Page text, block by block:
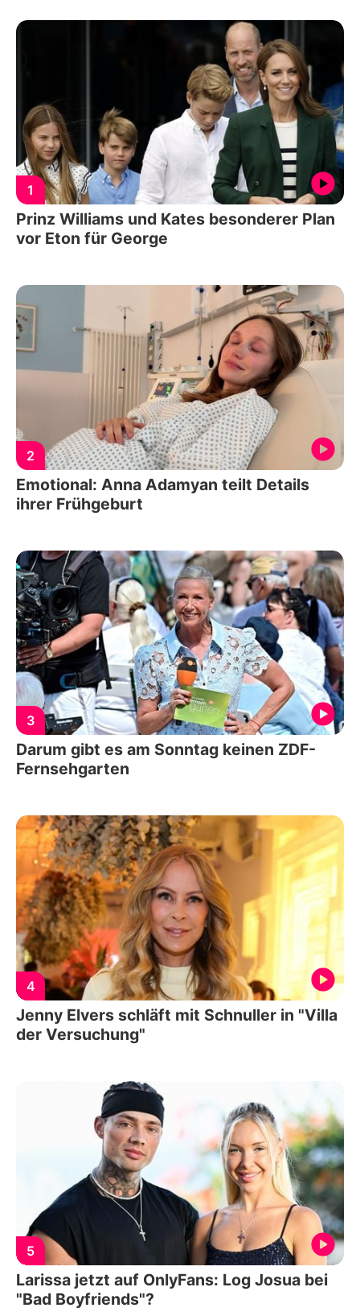
1
Prinz Williams und Kates besonderer Plan
vor Eton für George
2
Emotional: Anna Adamyan teilt Details
ihrer Frühgeburt
3
Darum gibt es am Sonntag keinen ZDF-
Fernsehgarten
4
Jenny Elvers schläft mit Schnuller in "Villa
der Versuchung"
5
Larissa jetzt auf OnlyFans: Log Josua bei
"Bad Boyfriends"?